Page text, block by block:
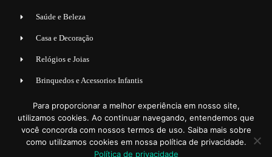
Saúde e Beleza
Casa e Decoração
Relógios e Joias
Brinquedos e Acessorios Infantis
Acessorios para Veiculos
Esporte e lazer
Para proporcionar a melhor experiência em nosso site,
utilizamos cookies. Ao continuar navegando, entendemos que
você concorda com nossos termos de uso. Saiba mais sobre
como utilizamos cookies em nossa política de privacidade.
Política de privacidade